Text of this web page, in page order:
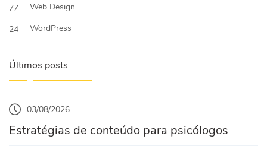
77
Web Design
24
WordPress
Últimos posts
03/08/2026
Estratégias de conteúdo para psicólogos